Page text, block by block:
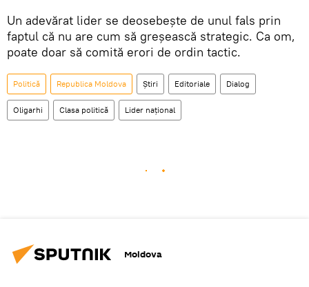
Un adevărat lider se deosebeşte de unul fals prin
faptul că nu are cum să greşească strategic. Ca om,
poate doar să comită erori de ordin tactic.
Politică Republica Moldova Știri Editoriale Dialog
Oligarhi Clasa politică Lider naţional
Moldova